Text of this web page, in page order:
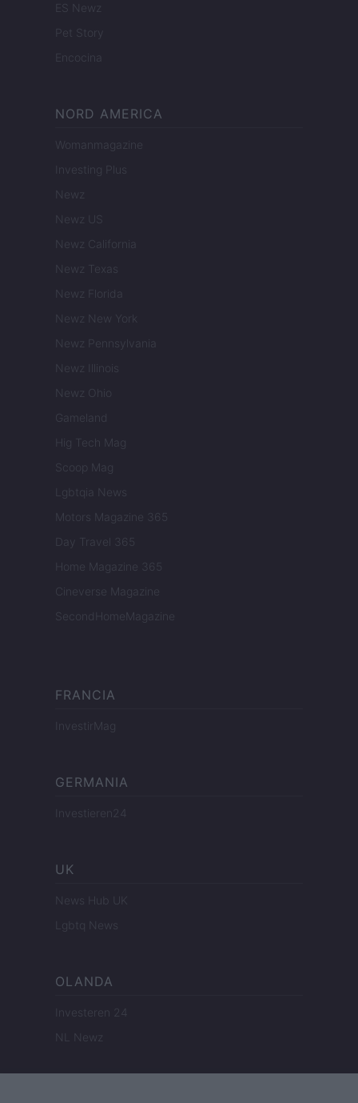
ES Newz
Pet Story
Encocina
NORD AMERICA
Womanmagazine
Investing Plus
Newz
Newz US
Newz California
Newz Texas
Newz Florida
Newz New York
Newz Pennsylvania
Newz Illinois
Newz Ohio
Gameland
Hig Tech Mag
Scoop Mag
Lgbtqia News
Motors Magazine 365
Day Travel 365
Home Magazine 365
Cineverse Magazine
SecondHomeMagazine
FRANCIA
InvestirMag
GERMANIA
Investieren24
UK
News Hub UK
Lgbtq News
OLANDA
Investeren 24
NL Newz